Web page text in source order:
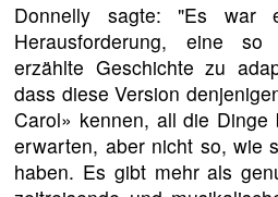
Donnelly sagte: "Es war
Herausforderung, eine
erzählte Geschichte zu
dass diese Version
Carol» kennen, all die Dinge
erwarten, aber nicht so, wie
haben. Es gibt mehr als